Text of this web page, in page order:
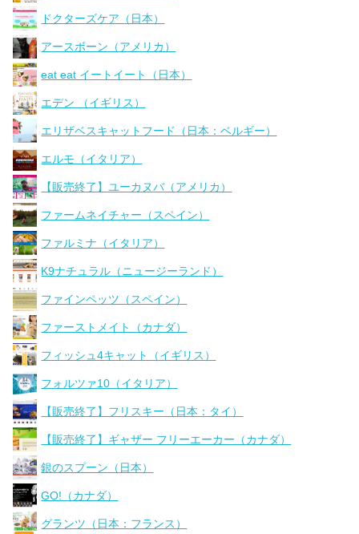
ドクターズケア（日本）
アースボーン（アメリカ）
eat eat イートイート（日本）
エデン （イギリス）
エリザベスキャットフード（日本：ベルギー）
エルモ（イタリア）
【販売終了】ユーカヌバ（アメリカ）
ファームネイチャー（スペイン）
ファルミナ（イタリア）
K9ナチュラル（ニュージーランド）
ファインペッツ（スペイン）
ファーストメイト（カナダ）
フィッシュ4キャット（イギリス）
フォルツァ10（イタリア）
【販売終了】フリスキー（日本：タイ）
【販売終了】ギャザー フリーエーカー（カナダ）
銀のスプーン（日本）
GO!（カナダ）
グランツ（日本：フランス）